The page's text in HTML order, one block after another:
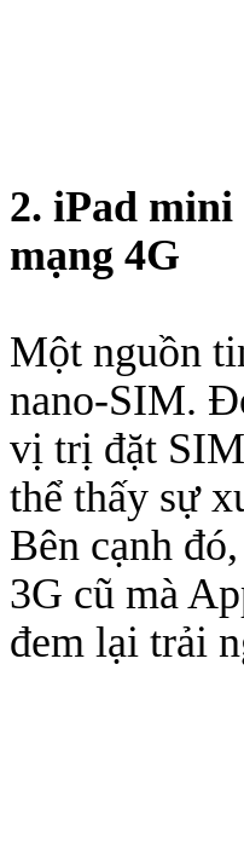
2. iPad
mạng 4G
Một nguồn
nano-SIM.
vị trị đặt
thể thấy sự
Bên cạnh
3G cũ mà
đem lại trải